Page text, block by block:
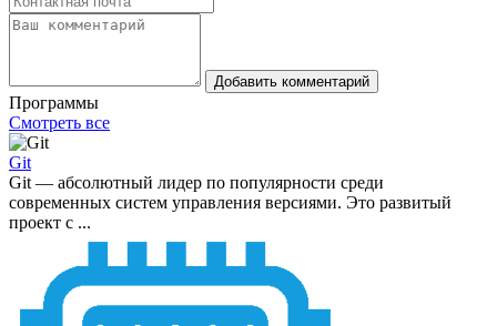
Добавить комментарий
Программы
Смотреть все
Git
Git — абсолютный лидер по популярности среди
современных систем управления версиями. Это развитый
проект с ...